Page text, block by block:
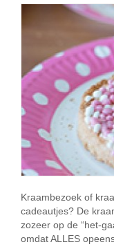
Kraambezoek of
cadeautjes? De
zozeer op de “het-
omdat ALLES